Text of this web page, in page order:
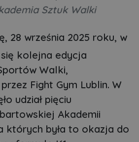
Sztuk Walki
28 września 2025 roku, w
się kolejna edycja
Walki,
Fight Gym Lublin. W
udział pięciu
Akademii
których była to okazja do